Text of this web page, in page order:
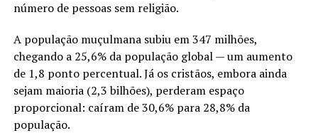
número de pessoas sem religião.
A população muçulmana subiu em 347 milhões,
chegando a 25,6% da população global — um aumento
de 1,8 ponto percentual. Já os cristãos, embora ainda
sejam maioria (2,3 bilhões), perderam espaço
proporcional: caíram de 30,6% para 28,8% da
população.